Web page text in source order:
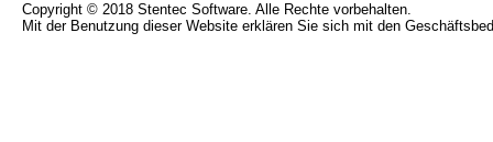
Copyright © 2018 Stentec Software. Alle Rechte vorbehalten.
Mit der Benutzung dieser Website erklären Sie sich mit den